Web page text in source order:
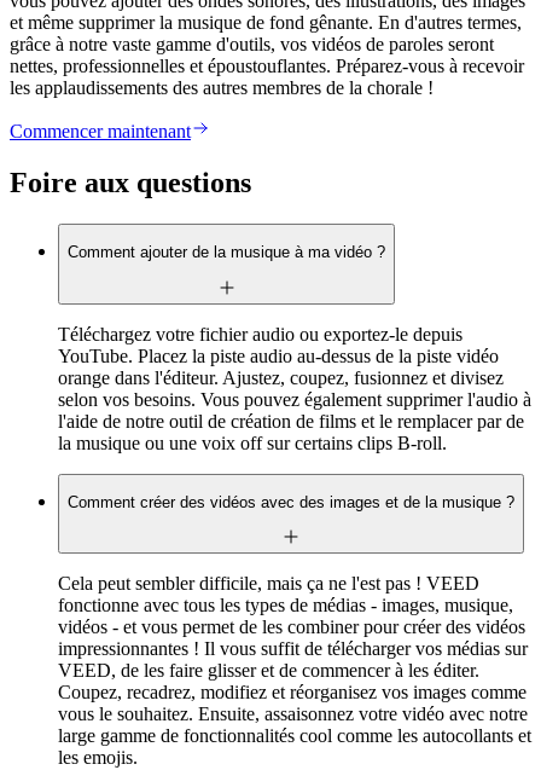
et même supprimer la musique de fond gênante. En d'autres termes,
grâce à notre vaste gamme d'outils, vos vidéos de paroles seront
nettes, professionnelles et époustouflantes. Préparez-vous à recevoir
les applaudissements des autres membres de la chorale !
Commencer maintenant
Foire aux questions
Comment ajouter de la musique à ma vidéo ?
Téléchargez votre fichier audio ou exportez-le depuis
YouTube. Placez la piste audio au-dessus de la piste vidéo
orange dans l'éditeur. Ajustez, coupez, fusionnez et divisez
selon vos besoins. Vous pouvez également supprimer l'audio à
l'aide de notre outil de création de films et le remplacer par de
la musique ou une voix off sur certains clips B-roll. ‍
Comment créer des vidéos avec des images et de la musique ?
Cela peut sembler difficile, mais ça ne l'est pas ! VEED
fonctionne avec tous les types de médias - images, musique,
vidéos - et vous permet de les combiner pour créer des vidéos
impressionnantes ! Il vous suffit de télécharger vos médias sur
VEED, de les faire glisser et de commencer à les éditer.
Coupez, recadrez, modifiez et réorganisez vos images comme
vous le souhaitez. Ensuite, assaisonnez votre vidéo avec notre
large gamme de fonctionnalités cool comme les autocollants et
les emojis. ‍